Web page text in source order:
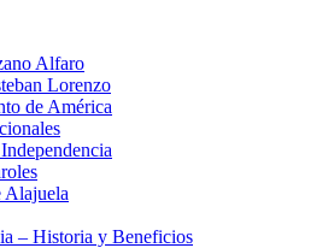
Alfaro
Lorenzo
de América
Alajuela
– Historia y Beneficios